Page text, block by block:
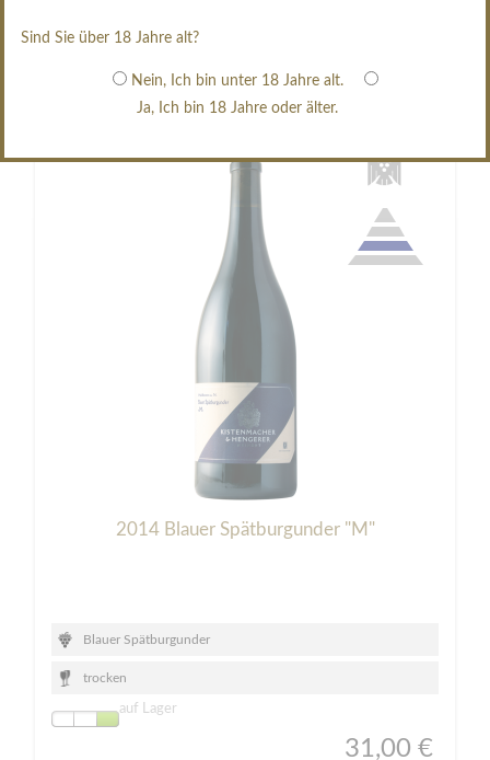
Sind Sie über 18 Jahre alt?
Nein, Ich bin unter 18 Jahre alt.
Ja, Ich bin 18 Jahre oder älter.
2014 Blauer Spätburgunder "M"
Blauer Spätburgunder
trocken
auf Lager
31,00 €